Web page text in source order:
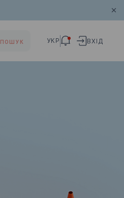
ПОШУК УКР ВХІД